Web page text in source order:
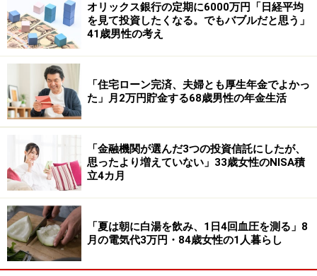
「信用に足ると思う人からの提案は全て正
しいと思ってしまう」
運用益については、2011年から2013年が「トータルリタ
ーンでプラスマイナスゼロくらい」、2013年から2020年
が「500万円が600万円」と損をしたわけではないとのこ
と。
ただし2011年から2013年は「リーマンからの回復期だっ
たことを考えると、まともなファンドだったら増えてい
たはず」、また「2018年から始めた低コストインデック
スファンドの増加率はもっと高かった」と機会損失の面
で後悔が大きいようです。
オリックス銀行の定期に6000万円「日経平均
を見て投資したくなる。でもバブルだと思う」
41歳男性の考え
「住宅ローン完済、夫婦とも厚生年金でよかっ
た」月2万円貯金する68歳男性の年金生活
「金融機関が選んだ3つの投資信託にしたが、
思ったより増えていない」33歳女性のNISA積
立4カ月
「夏は朝に白湯を飲み、1日4回血圧を測る」8
月の電気代3万円・84歳女性の1人暮らし